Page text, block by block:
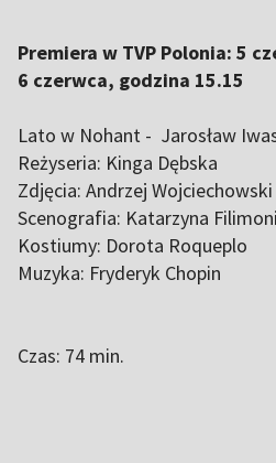
Premiera w TVP Polonia: 5
6 czerwca, godzina 15.15
Lato w Nohant - Jarosław
Reżyseria: Kinga Dębska
Zdjęcia: Andrzej Wojciechowski
Scenografia: Katarzyna
Kostiumy: Dorota Roqueplo
Muzyka: Fryderyk Chopin
Czas: 74 min.